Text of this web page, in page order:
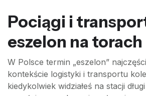
Pociągi i
eszelon na torach
W Polsce termin „eszelon”
kontekście logistyki i transportu
kiedykolwiek widziałeś na stacji